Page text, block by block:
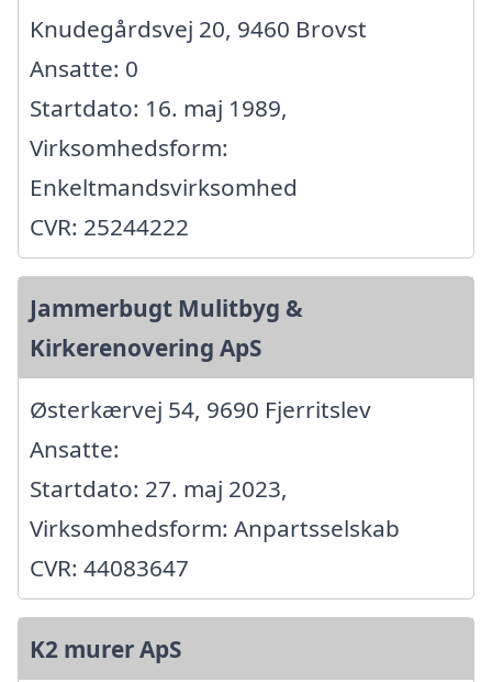
Knudegårdsvej 20, 9460 Brovst
Ansatte: 0
Startdato: 16. maj 1989,
Virksomhedsform:
Enkeltmandsvirksomhed
CVR: 25244222
Jammerbugt Mulitbyg &
Kirkerenovering ApS
Østerkærvej 54, 9690 Fjerritslev
Ansatte:
Startdato: 27. maj 2023,
Virksomhedsform: Anpartsselskab
CVR: 44083647
K2 murer ApS